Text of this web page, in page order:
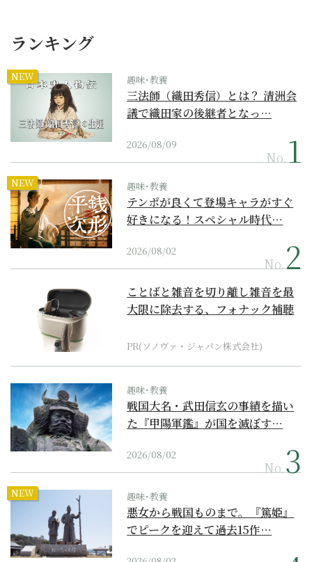
ランキング
NEW 趣味･教養
三法師（織田秀信）とは？ 清洲会
議で織田家の後継者となっ…
2026/08/09
No.
NEW 趣味･教養
テンポが良くて登場キャラがすぐ
好きになる！スペシャル時代…
2026/08/02
No.
ことばと雑音を切り離し雑音を最
大限に除去する、フォナック補聴
PR(ソノヴァ・ジャパン株式会社)
趣味･教養
戦国大名・武田信玄の事績を描い
た『甲陽軍鑑』が国を滅ぼす…
2026/08/02
No.
NEW 趣味･教養
悪女から戦国ものまで。『篤姫』
でピークを迎えて過去15作…